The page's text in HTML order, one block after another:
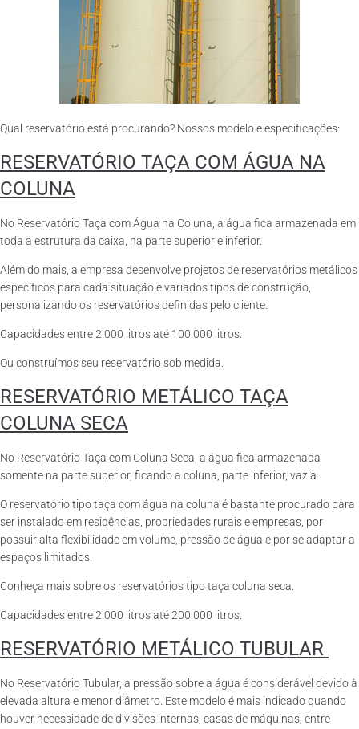
Qual reservatório está procurando? Nossos modelo e especificações:
RESERVATÓRIO TAÇA COM ÁGUA NA
COLUNA
No Reservatório Taça com Água na Coluna, a água fica armazenada em
toda a estrutura da caixa, na parte superior e inferior.
Além do mais, a empresa desenvolve projetos de reservatórios metálicos
específicos para cada situação e variados tipos de construção,
personalizando os reservatórios definidas pelo cliente.
Capacidades entre 2.000 litros até 100.000 litros.
Ou construímos seu reservatório sob medida.
RESERVATÓRIO METÁLICO TAÇA
COLUNA SECA
No Reservatório Taça com Coluna Seca, a água fica armazenada
somente na parte superior, ficando a coluna, parte inferior, vazia.
O reservatório tipo taça com água na coluna é bastante procurado para
ser instalado em residências, propriedades rurais e empresas, por
possuir alta flexibilidade em volume, pressão de água e por se adaptar a
espaços limitados.
Conheça mais sobre os reservatórios tipo taça coluna seca.
Capacidades entre 2.000 litros até 200.000 litros.
RESERVATÓRIO METÁLICO TUBULAR
No Reservatório Tubular, a pressão sobre a água é considerável devido à
elevada altura e menor diâmetro. Este modelo é mais indicado quando
houver necessidade de divisões internas, casas de máquinas, entre